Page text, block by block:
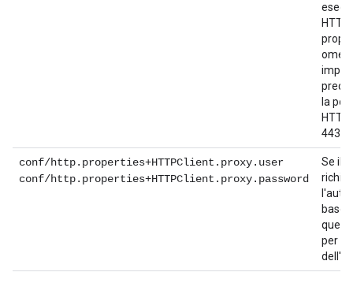
la
443
conf/http.properties+HTTPClient.proxy.user
conf/http.properties+HTTPClient.proxy.password
Se il
base,
per